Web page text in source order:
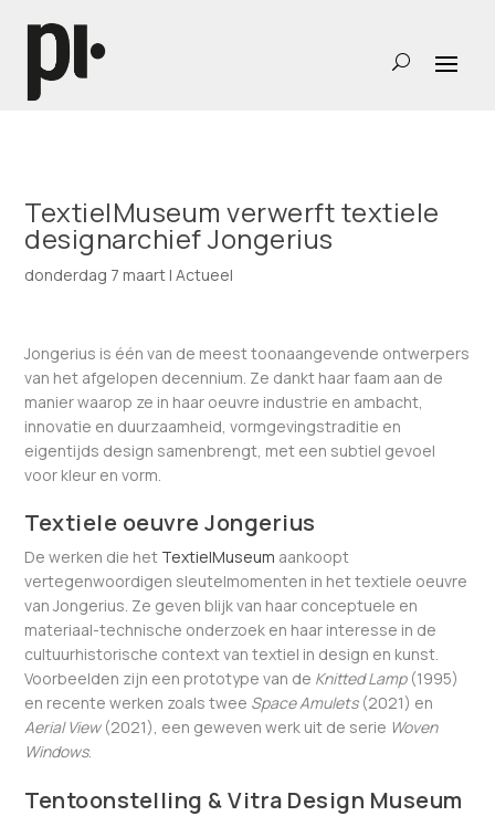
TextielMuseum verwerft textiele
designarchief Jongerius
donderdag 7 maart |Actueel
Jongerius is één van de meest toonaangevende ontwerpers
van het afgelopen decennium. Ze dankt haar faam aan de
manier waarop ze in haar oeuvre industrie en ambacht,
innovatie en duurzaamheid, vormgevingstraditie en
eigentijds design samenbrengt, met een subtiel gevoel
voor kleur en vorm.
Textiele oeuvre Jongerius
De werken die het TextielMuseum aankoopt
vertegenwoordigen sleutelmomenten in het textiele oeuvre
van Jongerius. Ze geven blijk van haar conceptuele en
materiaal-technische onderzoek en haar interesse in de
cultuurhistorische context van textiel in design en kunst.
Voorbeelden zijn een prototype van de Knitted Lamp(1995)
en recente werken zoals twee Space Amulets(2021) en
Aerial View(2021), een geweven werk uit de serie Woven
Windows.
Tentoonstelling & Vitra Design Museum